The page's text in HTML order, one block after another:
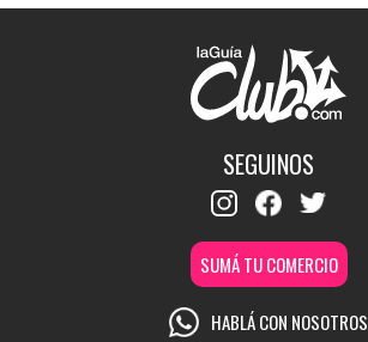
SEGUINOS
SUMÁ TU COMERCIO
HABLÁ CON NOSOTROS